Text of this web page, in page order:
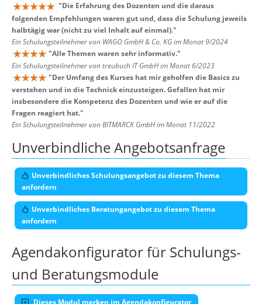
"Die Erfahrung des Dozenten und die daraus
folgenden Empfehlungen waren gut und, dass die Schulung jeweils
halbtägig war (nicht zu viel Inhalt auf einmal)."
Ein Schulungsteilnehmer von WAGO GmbH & Co. KG im Monat 9/2024
"Alle Themen waren sehr informativ."
Ein Schulungsteilnehmer von treubuch IT GmbH im Monat 6/2023
"Der Umfang des Kurses hat mir geholfen die Basics zu
verstehen und in die Technick einzusteigen. Gefallen hat mir
insbesondere die Kompetenz des Dozenten und wie er auf die
Fragen reagiert hat."
Ein Schulungsteilnehmer von BITMARCK GmbH im Monat 11/2022
Unverbindliche Angebotsanfrage
Unverbindliches Schulungsangebot zu diesem Thema
anfordern
Unverbindliches Beratungangebot zu diesem Thema
anfordern
Agendakonfigurator für Schulungs-
und Beratungsmodule